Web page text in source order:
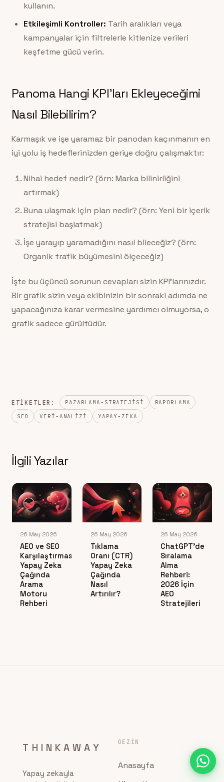
kullanın.
Etkileşimli Kontroller: Tarih aralıkları veya
kampanyalar için filtrelerle kitlenize verileri
keşfetme gücü verin.
Panoma Hangi KPI’ları Ekleyeceğimi
Nasıl Bilebilirim?
Karmaşık ve işe yaramaz bir panodan kaçınmanın en
iyi yolu iş hedeflerinizden geriye doğru çalışmaktır:
Nihai hedef nedir? (örn: Marka bilinirliğini
artırmak)
Buna ulaşmak için plan nedir? (örn: Yeni bir içerik
stratejisi başlatmak)
İşe yarayıp yaramadığını nasıl bileceğiz? (örn:
Organik trafik büyümesini ölçeceğiz)
İşte bu üçüncü sorunun cevapları sizin KPI’larınızdır.
Bir grafik sizin veya ekibinizin bir sonraki adımda ne
yapacağınıza karar vermesine yardımcı olmuyorsa, o
grafik sadece gürültüdür.
ETIKETLER: PAZARLAMA-STRATEJISI
RAPORLAMA
SEO
VERI-ANALIZI YAPAY-ZEKA
İlgili Yazılar
26 May 2026
AEO ve SEO
Karşılaştırması:
Yapay Zeka
Çağında
Arama
Motoru
Rehberi
26 May 2026
Tıklama
Oranı (CTR)
Yapay Zeka
Çağında
Nasıl
Artırılır?
26 May 2026
ChatGPT’de
Sıralama
Alma
Rehberi:
2026 İçin
AEO
Stratejileri
THINKAWAY
Yapay zekayla
GEZIN
Anasayfa